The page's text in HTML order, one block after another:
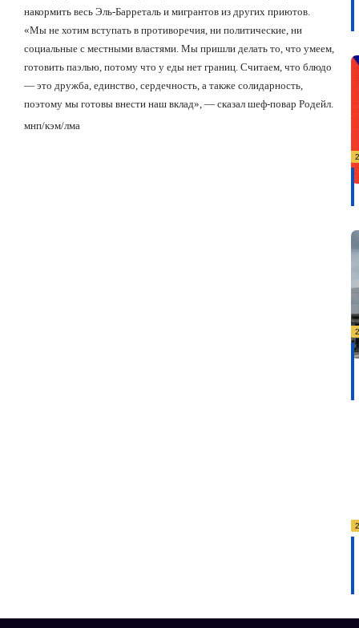
накормить весь Эль-Барреталь и мигрантов из других приютов.
«Мы не хотим вступать в противоречия, ни политические, ни
социальные с местными властями. Мы пришли делать то, что умеем,
готовить паэлью, потому что у еды нет границ. Считаем, что блюдо
— это дружба, единство, сердечность, а также солидарность,
поэтому мы готовы внести наш вклад», — сказал шеф-повар Родейл.
мнп/кэм/лма